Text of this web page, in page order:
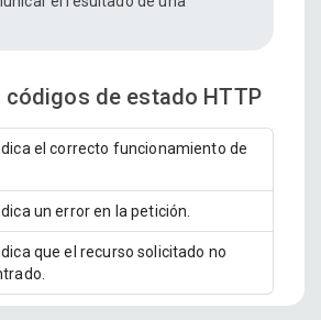
códigos de estado HTTP
el correcto funcionamiento de
un error en la petición.
que el recurso solicitado no